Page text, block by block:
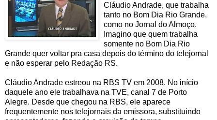
Cláudio Andrade, que trabalha
tanto no Bom Dia Rio Grande,
como no Jornal do Almoço.
Imagino que quem trabalha
somente no Bom Dia Rio
Grande quer voltar pra casa depois do término do telejornal
e não esperar pelo Redação RS.
Cláudio Andrade estreou na RBS TV em 2008. No início
daquele ano ele trabalhava na TVE, canal 7 de Porto
Alegre. Desde que chegou na RBS, ele aparece
frequentemente nos telejornais da emissora, substituindo